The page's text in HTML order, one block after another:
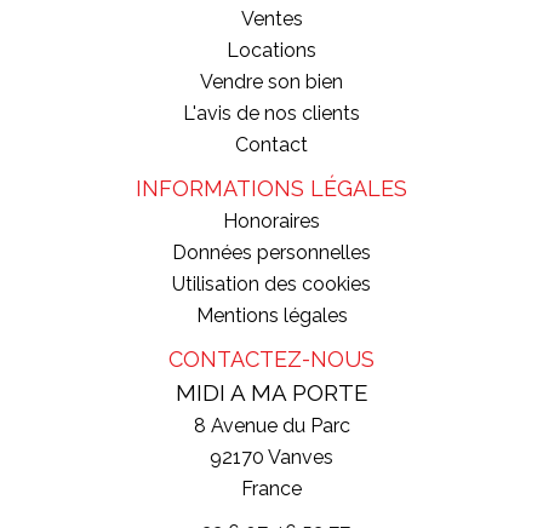
Ventes
Locations
Vendre son bien
L'avis de nos clients
Contact
INFORMATIONS LÉGALES
Honoraires
Données personnelles
Utilisation des cookies
Mentions légales
CONTACTEZ-NOUS
MIDI A MA PORTE
8 Avenue du Parc
92170 Vanves
France